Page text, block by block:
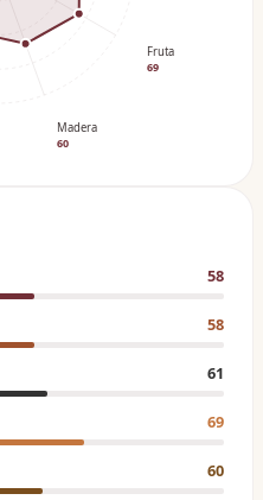
Fruta
69
Madera
60
58
58
61
69
60